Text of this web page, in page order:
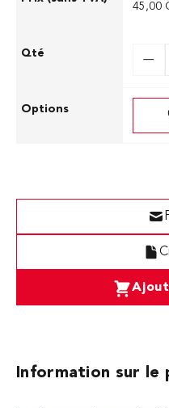
45,00
Information sur le